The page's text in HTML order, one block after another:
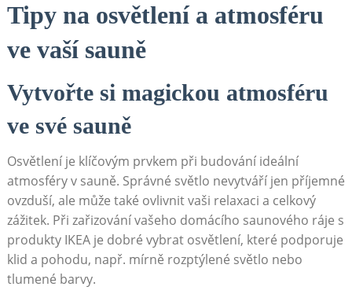
Tipy na ​osvětlení a atmosféru
ve ⁢vaší sauně
Vytvořte ⁤si magickou atmosféru
⁣ve své sauně
Osvětlení je klíčovým prvkem ​při ⁤budování ideální
atmosféry v ‍sauně. Správné světlo nevytváří jen příjemné
ovzduší, ale může také ovlivnit ⁣vaši relaxaci a celkový
zážitek. ⁢Při zařizování‍ vašeho domácího saunového ráje s
produkty IKEA je dobré vybrat osvětlení,‌ které podporuje
⁤klid a pohodu, např. mírně ‌rozptýlené světlo​ nebo
tlumené barvy.